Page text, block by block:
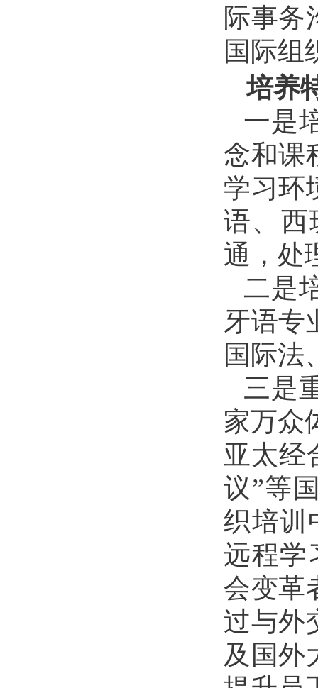
际事务
国际组
培养
一是
念和课
学习环
语、西
通，处
二是
牙语专
国际法
三是
家万众
亚太经
议”等
织培训
远程学
会变革
过与外
及国外